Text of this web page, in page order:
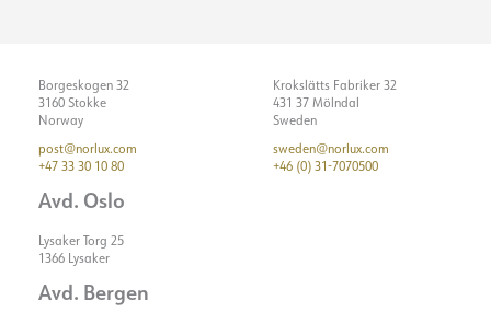
Borgeskogen 32
3160 Stokke
Norway
post@norlux.com
+47 33 30 10 80
Avd. Oslo
Lysaker Torg 25
1366 Lysaker
Avd. Bergen
Krokslätts Fabriker 32
431 37 Mölndal
Sweden
sweden@norlux.com
+46 (0) 31-7070500